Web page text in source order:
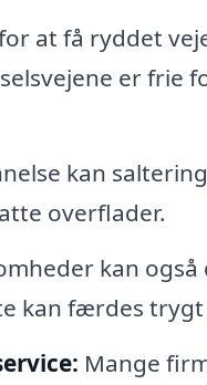
at få ryddet
er frie
kan
overflader.
kan
kan færdes
Mange